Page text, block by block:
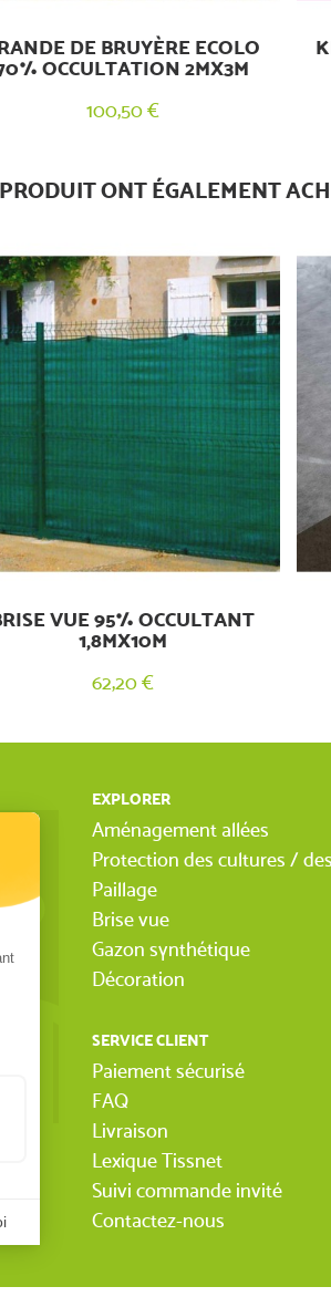
DE BRUYÈRE ECOLO
OCCULTATION 2MX3M
100,50 €
ONT ÉGALEMENT
VUE 95% OCCULTANT
1,8MX10M
62,20 €
EXPLORER
Aménagement allées
Protection des cultures /
Paillage
Brise vue
Gazon synthétique
Décoration
SERVICE CLIENT
Paiement sécurisé
FAQ
Livraison
Lexique Tissnet
Suivi commande invité
Contactez-nous